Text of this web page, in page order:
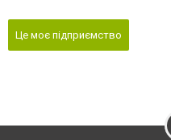
Це моє підприємство